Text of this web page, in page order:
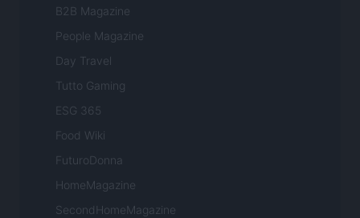
B2B Magazine
People Magazine
Day Travel
Tutto Gaming
ESG 365
Food Wiki
FuturoDonna
HomeMagazine
SecondHomeMagazine